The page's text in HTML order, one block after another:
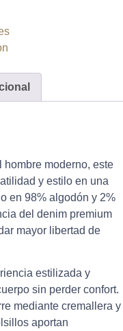
hombre moderno, este
y estilo en una
en 98% algodón y 2%
del denim premium
mayor libertad de
estilizada y
sin perder confort.
mediante cremallera y
aportan